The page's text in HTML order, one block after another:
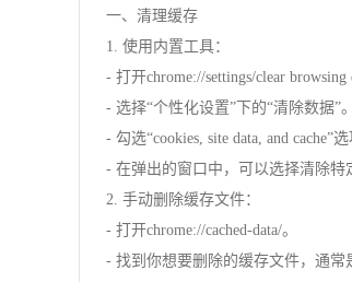
一、清理缓存
1. 使用内置工具：
- 打开chrome://settings/clear browsing
- 选择“个性化设置”下的“清除数据”。
- 勾选“cookies, site data, and cache”
- 在弹出的窗口中，可以选择清除特
2. 手动删除缓存文件：
- 打开chrome://cached-data/。
- 找到你想要删除的缓存文件，通常